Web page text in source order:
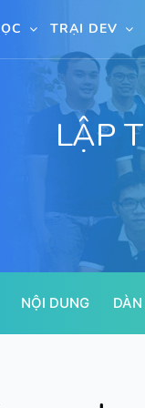
TRẠI DEV
LẬP
NỘI DUNG